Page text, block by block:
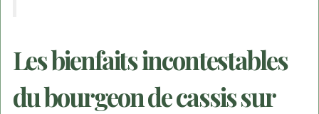
Les bienfaits incontestables
du bourgeon de cassis sur